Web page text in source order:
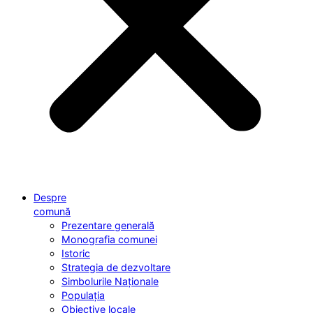
Despre
comună
Prezentare generală
Monografia comunei
Istoric
Strategia de dezvoltare
Simbolurile Naționale
Populația
Obiective locale